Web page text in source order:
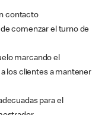
contacto
comenzar el turno de
marcando el
los clientes a mantener
para el